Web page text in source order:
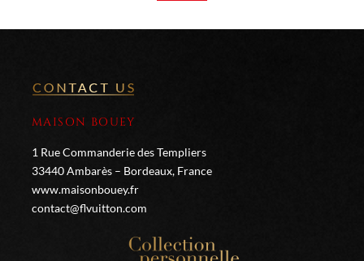
MAISON BOUEY
1 Rue Commanderie des Templiers
33440 Ambarès – Bordeaux, France
www.maisonbouey.fr
contact@flvuitton.com